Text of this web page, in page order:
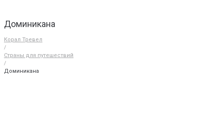
Доминикана
Корал Тревел
/
Страны для путешествий
/
Доминикана